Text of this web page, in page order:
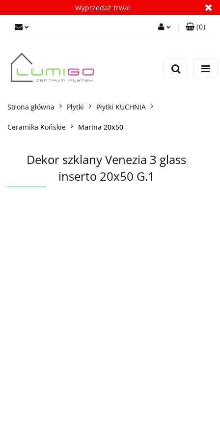
Wyprzedaż trwa!
(0)
Strona główna Płytki Płytki KUCHNIA
Ceramika Końskie Marina 20x50
Dekor szklany Venezia 3 glass
inserto 20x50 G.1